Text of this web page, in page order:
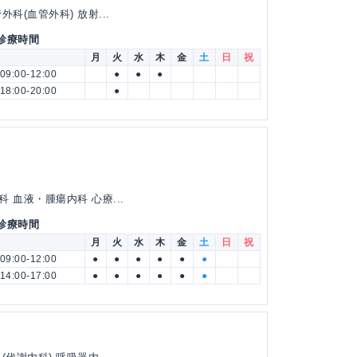
科(血管外科) 放射...
療時間
月 火 水 木 金 土 日
祝
09:00-12:00
● ●
●
18:00-20:00
●
血液・腫瘍内科 心療...
療時間
月 火 水 木 金 土 日
祝
09:00-12:00
● ● ● ● ●
●
14:00-17:00
● ● ● ● ● ●